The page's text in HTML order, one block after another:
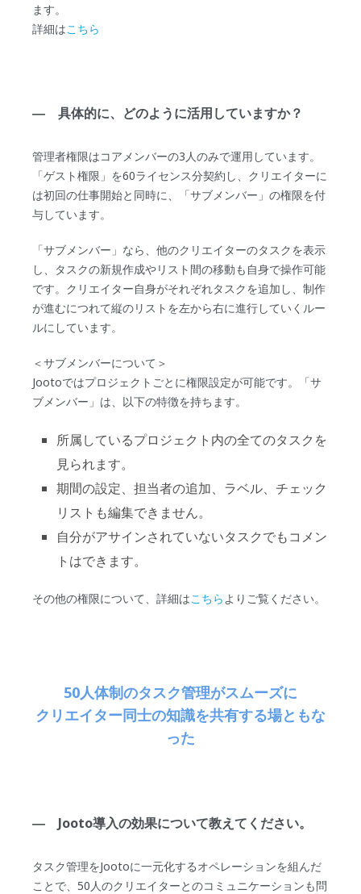
ます。
詳細はこちら
― 具体的に、どのように活用していますか？
管理者権限はコアメンバーの3人のみで運用しています。
「ゲスト権限」を60ライセンス分契約し、クリエイターに
は初回の仕事開始と同時に、「サブメンバー」の権限を付
与しています。
「サブメンバー」なら、他のクリエイターのタスクを表示
し、タスクの新規作成やリスト間の移動も自身で操作可能
です。クリエイター自身がそれぞれタスクを追加し、制作
が進むにつれて縦のリストを左から右に進行していくルー
ルにしています。
＜サブメンバーについて＞
Jootoではプロジェクトごとに権限設定が可能です。「サ
ブメンバー」は、以下の特徴を持ちます。
所属しているプロジェクト内の全てのタスクを
見られます。
期間の設定、担当者の追加、ラベル、チェック
リストも編集できません。
自分がアサインされていないタスクでもコメン
トはできます。
その他の権限について、詳細はこちらよりご覧ください。
50人体制のタスク管理がスムーズに
クリエイター同士の知識を共有する場ともな
った
― Jooto導入の効果について教えてください。
タスク管理をJootoに一元化するオペレーションを組んだ
ことで、50人のクリエイターとのコミュニケーションも問